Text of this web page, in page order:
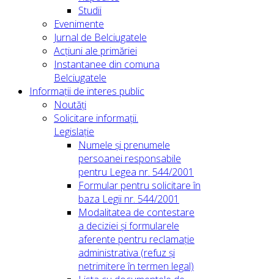
Studii
Evenimente
Jurnal de Belciugatele
Acțiuni ale primăriei
Instantanee din comuna
Belciugatele
Informații de interes public
Noutăți
Solicitare informații.
Legislație
Numele și prenumele
persoanei responsabile
pentru Legea nr. 544/2001
Formular pentru solicitare în
baza Legii nr. 544/2001
Modalitatea de contestare
a deciziei și formularele
aferente pentru reclamație
administrativa (refuz și
netrimitere în termen legal)